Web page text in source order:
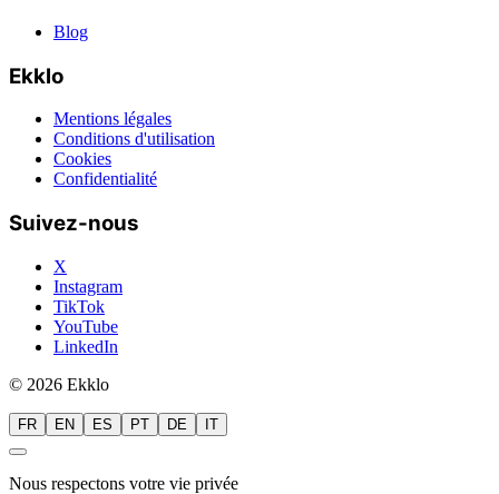
Blog
Ekklo
Mentions légales
Conditions d'utilisation
Cookies
Confidentialité
Suivez-nous
X
Instagram
TikTok
YouTube
LinkedIn
© 2026 Ekklo
FR EN ES PT DE IT
Nous respectons votre vie privée